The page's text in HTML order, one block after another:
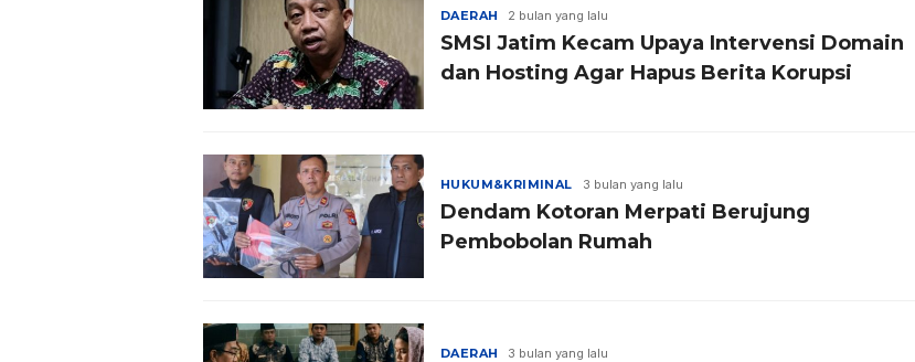
DAERAH 2 bulan yang lalu
SMSI Jatim Kecam Upaya Intervensi Domain
dan Hosting Agar Hapus Berita Korupsi
HUKUM&KRIMINAL 3 bulan yang lalu
Dendam Kotoran Merpati Berujung
Pembobolan Rumah
DAERAH 3 bulan yang lalu